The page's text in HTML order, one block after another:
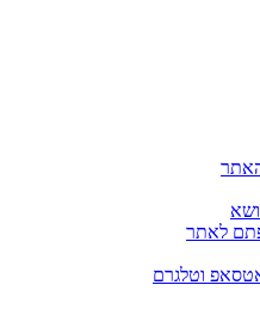
לאתר
וטלגרם